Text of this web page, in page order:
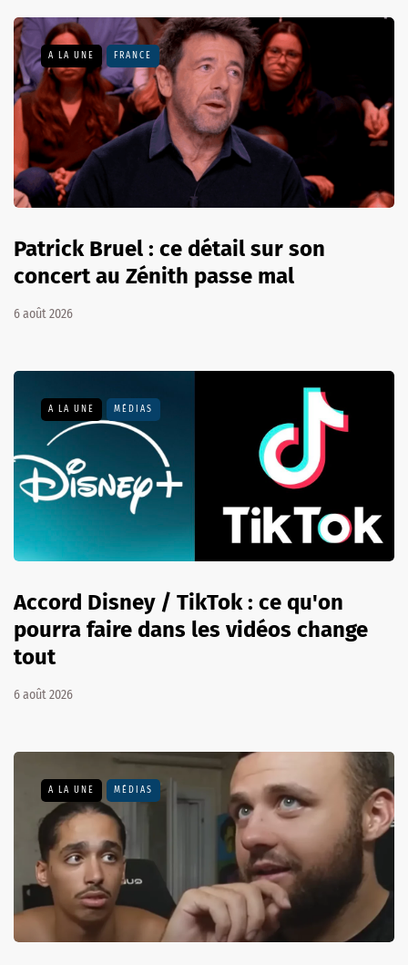
A LA UNE FRANCE
Patrick Bruel : ce détail sur son
concert au Zénith passe mal
6 août 2026
A LA UNE MÉDIAS
Accord Disney / TikTok : ce qu'on
pourra faire dans les vidéos change
tout
6 août 2026
A LA UNE MÉDIAS